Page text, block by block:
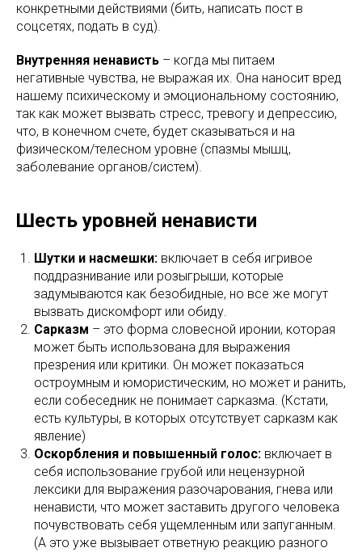
конкретными действиями (бить, написать пост в
соцсетях, подать в суд).
Внутренняя ненависть – когда мы питаем
негативные чувства, не выражая их. Она наносит вред
нашему психическому и эмоциональному состоянию,
так как может вызвать стресс, тревогу и депрессию,
что, в конечном счете, будет сказываться и на
физическом/телесном уровне (спазмы мышц,
заболевание органов/систем).
Шесть уровней ненависти
Шутки и насмешки: включает в себя игривое
поддразнивание или розыгрыши, которые
задумываются как безобидные, но все же могут
вызвать дискомфорт или обиду.
Сарказм – это форма словесной иронии, которая
может быть использована для выражения
презрения или критики. Он может показаться
остроумным и юмористическим, но может и ранить,
если собеседник не понимает сарказма. (Кстати,
есть культуры, в которых отсутствует сарказм как
явление)
Оскорбления и повышенный голос: включает в
себя использование грубой или нецензурной
лексики для выражения разочарования, гнева или
ненависти, что может заставить другого человека
почувствовать себя ущемленным или запуганным.
(А это уже вызывает ответную реакцию разного